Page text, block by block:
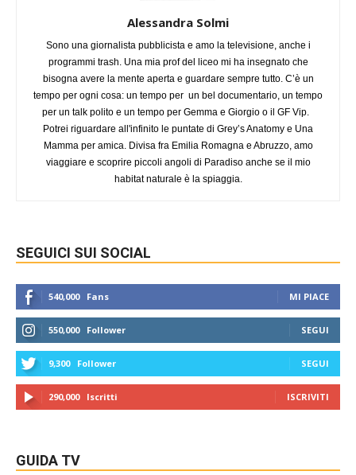
Alessandra Solmi
Sono una giornalista pubblicista e amo la televisione, anche i
programmi trash. Una mia prof del liceo mi ha insegnato che
bisogna avere la mente aperta e guardare sempre tutto. C’è un
tempo per ogni cosa: un tempo per un bel documentario, un tempo
per un talk polito e un tempo per Gemma e Giorgio o il GF Vip.
Potrei riguardare all'infinito le puntate di Grey’s Anatomy e Una
Mamma per amica. Divisa fra Emilia Romagna e Abruzzo, amo
viaggiare e scoprire piccoli angoli di Paradiso anche se il mio
habitat naturale è la spiaggia.
SEGUICI SUI SOCIAL
540,000 Fans MI PIACE
550,000 Follower SEGUI
9,300 Follower SEGUI
290,000 Iscritti ISCRIVITI
GUIDA TV